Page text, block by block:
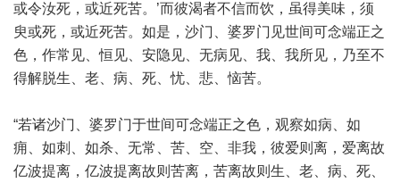
或令汝死，或近死苦。’而彼渴者不信而饮，虽得美味，须
臾或死，或近死苦。如是，沙门、婆罗门见世间可念端正之
色，作常见、恒见、安隐见、无病见、我、我所见，乃至不
得解脱生、老、病、死、忧、悲、恼苦。
“若诸沙门、婆罗门于世间可念端正之色，观察如病、如
痈、如刺、如杀、无常、苦、空、非我，彼爱则离，爱离故
亿波提离，亿波提离故则苦离，苦离故则生、老、病、死、